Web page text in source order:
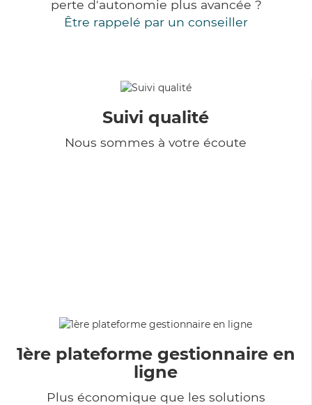
perte d'autonomie plus avancée ?
Être rappelé par un conseiller
Suivi qualité
Nous sommes à votre écoute
1ère plateforme gestionnaire en
ligne
Plus économique que les solutions